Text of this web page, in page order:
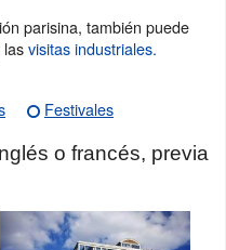
parisina, también puede
lasvisitas industriales.
Festivales
o francés, previa